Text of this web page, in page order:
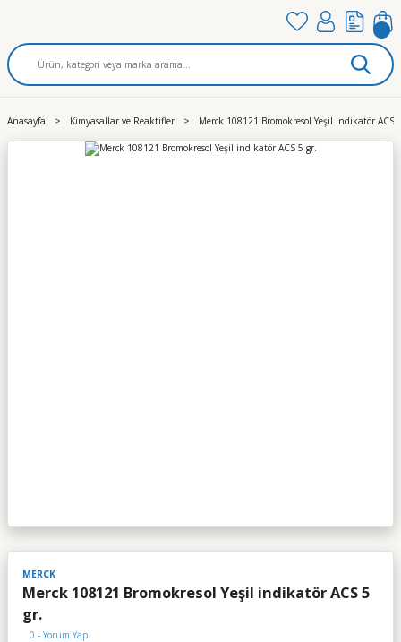
Anasayfa Kimyasallar ve Reaktifler Merck 108121 Bromokresol Yeşil indikatör ACS
MERCK
Merck 108121 Bromokresol Yeşil indikatör ACS 5
gr.
0 - Yorum Yap